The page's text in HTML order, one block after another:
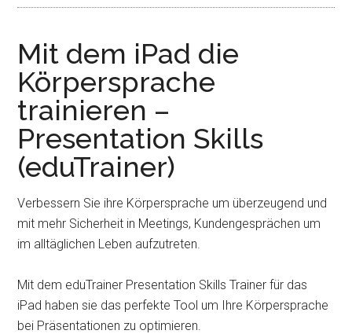
Mit dem iPad die
Körpersprache
trainieren –
Presentation Skills
(eduTrainer)
Verbessern Sie ihre Körpersprache um überzeugend und
mit mehr Sicherheit in Meetings, Kundengesprächen um
im alltäglichen Leben aufzutreten.
Mit dem eduTrainer Presentation Skills Trainer für das
iPad haben sie das perfekte Tool um Ihre Körpersprache
bei Präsentationen zu optimieren.